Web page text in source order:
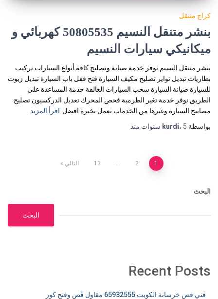
كراج متنقل
بنشر متنقل النسيم 50805535‬ كهربائي و
ميكانيكي سيارات النسيم
بنشر متنقل النسيم نوفر خدمة صيانة وتصليح كافة أنواع السيارات تركيب
بطاريات تبديل تواير تصليح مكيف السيارة فتح قفل باب السيارة تبديل زيوت
للسيارة صيانة السيارة سحب السيارات العالقة خدمة المساعدة على
الطريق نوفر خدمة تغير الطرمبة فحص المحرك تعديل الدركسيون تصليح
مصابيح السيارة وغيرها من الخدمات نعمل بخبرة افضل اقرأ المزيد
بواسطة
kurdi، 5 سنوات منذ
صفحات
1
2
13 التالي
البحث
البحث
Recent Posts
فني قص خرسانة الكويت 65932555 مقاول قص وفتح كور